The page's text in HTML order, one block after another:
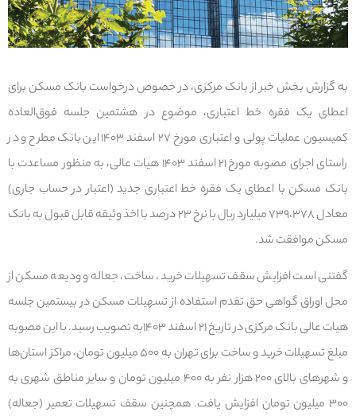
به گزارش بخش خبر از بانک مرکزی، در خصوص درخواست بانک مسکن برای
اعطای یک فقره خط اعتباری، موضوع در هشتمین جلسه فوق‌العاده
کمیسیون عملیات پولی و اعتباری مورخ ۲۷ اسفند ۱۴۰۳ این بانک مطرح و در
راستای اجرای مصوبه مورخ ۲۱ اسفند ۱۴۰۳ هیات عالی، به منظور مساعدت با
بانک مسکن با اعطای یک فقره خط اعتباری جدید (اعتبار در حساب جاری)
معادل ۷۳۹،۳۷۸ میلیارد ریال با نرخ ۲۳ درصد با اخذ وثیقه قابل قبول به بانک
مسکن موافقت شد.
گفتنی است افزایش سقف تسهیلات خرید، ساخت، جعاله و ودیعه مسکن از
محل اوراق گواهی حق تقدم استفاده از تسهیلات مسکن در بیستمین جلسه
هیات عالی بانک مرکزی در تاریخ ۲۱ اسفند ۱۴۰۳به تصویب رسید. با این مصوبه
مبلغ تسهیلات خرید و ساخت برای تهران به ۵۰۰ میلیون تومان، مراکز استان‌ها
و شهرهای بالای ۲۰۰ هزار نفر به ۴۰۰ میلیون تومان و سایر مناطق شهری به
۳۰۰ میلیون تومان افزایش یافت. همچنین سقف تسهیلات تعمیر (جعاله)